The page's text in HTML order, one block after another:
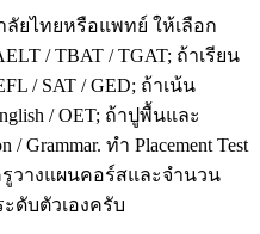
ยไทยหรือแพทย์ ให้เลือก
/ TBAT / TGAT; ถ้าเรียน
/ SAT / GED; ถ้าเน้น
/ OET; ถ้าปูพื้นและ
Grammar. ทำ Placement Test
วางแผนคอร์สและจำนวน
ดับตัวเองครับ